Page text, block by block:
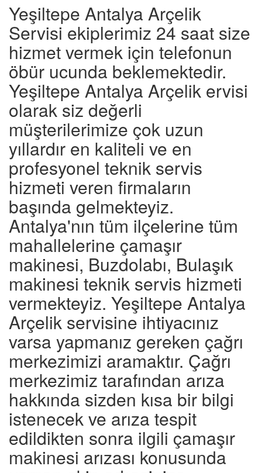
Yeşiltepe Antalya Arçelik
Servisi ekiplerimiz 24 saat size
hizmet vermek için telefonun
öbür ucunda beklemektedir.
Yeşiltepe Antalya Arçelik ervisi
olarak siz değerli
müşterilerimize çok uzun
yıllardır en kaliteli ve en
profesyonel teknik servis
hizmeti veren firmaların
başında gelmekteyiz.
Antalya'nın tüm ilçelerine tüm
mahallelerine çamaşır
makinesi, Buzdolabı, Bulaşık
makinesi teknik servis hizmeti
vermekteyiz. Yeşiltepe Antalya
Arçelik servisine ihtiyacınız
varsa yapmanız gereken çağrı
merkezimizi aramaktır. Çağrı
merkezimiz tarafından arıza
hakkında sizden kısa bir bilgi
istenecek ve arıza tespit
edildikten sonra ilgili çamaşır
makinesi arızası konusunda